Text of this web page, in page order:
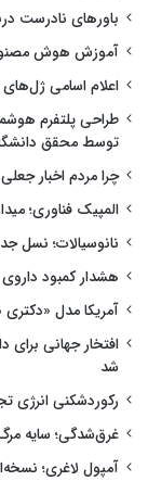
باورهای نادرست
آموزش هوش
اعلام اسامی
طراحی پلتفرم
توسط محقق
چرا مردم اخبار
المپیک فناوری؛
نانوسیالات؛ نسل
هشدار کمبود
آمریکا مدل
افتخار جهانی برای
شد
رکوردشکنی انرژی تجدیدپذیر
غرق‌شدگی؛ سایه
آمپول لاغری؛